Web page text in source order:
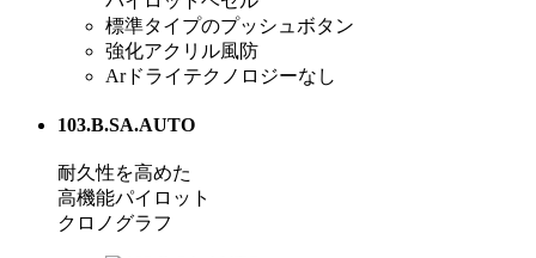
標準タイプのプッシュボタン
強化アクリル風防
Arドライテクノロジーなし
103.B.SA.AUTO
耐久性を高めた
高機能パイロット
クロノグラフ